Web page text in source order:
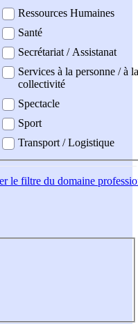
Ressources Humaines
Santé
Secrétariat / Assistanat
Services à la personne / à la
collectivité
Spectacle
Sport
Transport / Logistique
le filtre du domaine